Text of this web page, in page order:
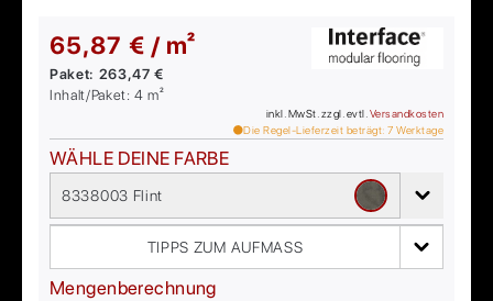
65,87 € / m²
Paket: 263,47 €
Inhalt/Paket:4 m²
inkl. MwSt. zzgl. evtl. Versandkosten
Die Regel-Lieferzeit beträgt: 7 Werktage
WÄHLE DEINE FARBE
8338003 Flint
TIPPS ZUM AUFMASS
Mengenberechnung